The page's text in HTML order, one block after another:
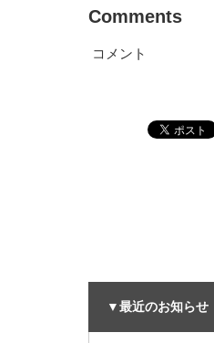
Comments
コメント
▼最近のお知らせ